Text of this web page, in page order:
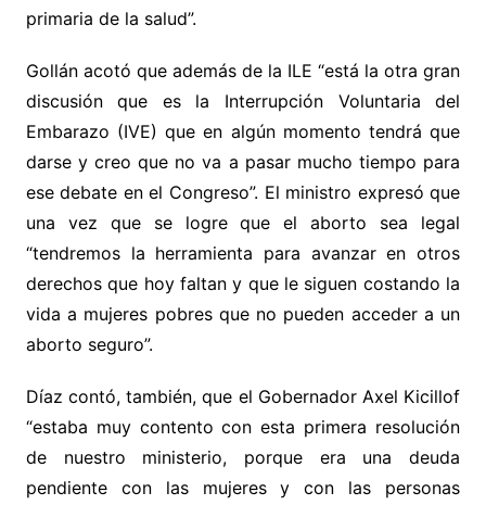
primaria de la salud”.
Gollán acotó que además de la ILE “está la otra gran
discusión que es la Interrupción Voluntaria del
Embarazo (IVE) que en algún momento tendrá que
darse y creo que no va a pasar mucho tiempo para
ese debate en el Congreso”. El ministro expresó que
una vez que se logre que el aborto sea legal
“tendremos la herramienta para avanzar en otros
derechos que hoy faltan y que le siguen costando la
vida a mujeres pobres que no pueden acceder a un
aborto seguro”.
Díaz contó, también, que el Gobernador Axel Kicillof
“estaba muy contento con esta primera resolución
de nuestro ministerio, porque era una deuda
pendiente con las mujeres y con las personas